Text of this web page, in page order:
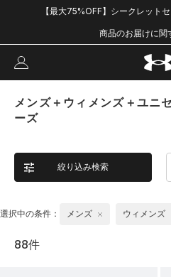
【最大75%OFF】シークレット
商品のお届けに関
メンズ＋ウィメンズ＋ユニ
ーズ
絞り込み検索
選択中の条件： メンズ ウィメンズ
88件